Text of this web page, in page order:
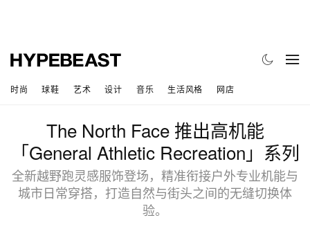
时尚 球鞋 艺术 设计 音乐 生活风格 网店
The North Face 推出高机能
「General Athletic Recreation」系列
全新越野跑灵感服饰登场，精准衔接户外专业机能与
城市日常穿搭，打造自然与街头之间的无缝切换体
验。